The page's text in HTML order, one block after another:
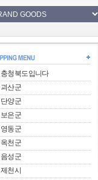
충청북도입니다
괴산군
단양군
보은군
영동군
옥천군
음성군
제천시